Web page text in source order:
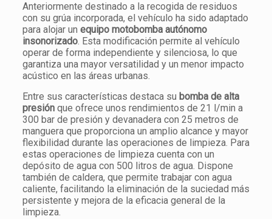
Anteriormente destinado a la recogida de residuos
con su grúa incorporada, el vehículo ha sido adaptado
para alojar un equipo motobomba autónomo
insonorizado. Esta modificación permite al vehículo
operar de forma independiente y silenciosa, lo que
garantiza una mayor versatilidad y un menor impacto
acústico en las áreas urbanas.
Entre sus características destaca su bomba de alta
presiónque ofrece unos rendimientos de 21 l/min a
300 bar de presión y devanadera con 25 metros de
manguera que proporciona un amplio alcance y mayor
flexibilidad durante las operaciones de limpieza. Para
estas operaciones de limpieza cuenta con un
depósito de agua con 500 litros de agua. Dispone
también de caldera, que permite trabajar con agua
caliente, facilitando la eliminación de la suciedad más
persistente y mejora de la eficacia general de la
limpieza.